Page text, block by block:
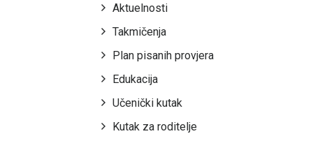
Aktuelnosti
Takmičenja
Plan pisanih provjera
Edukacija
Učenički kutak
Kutak za roditelje